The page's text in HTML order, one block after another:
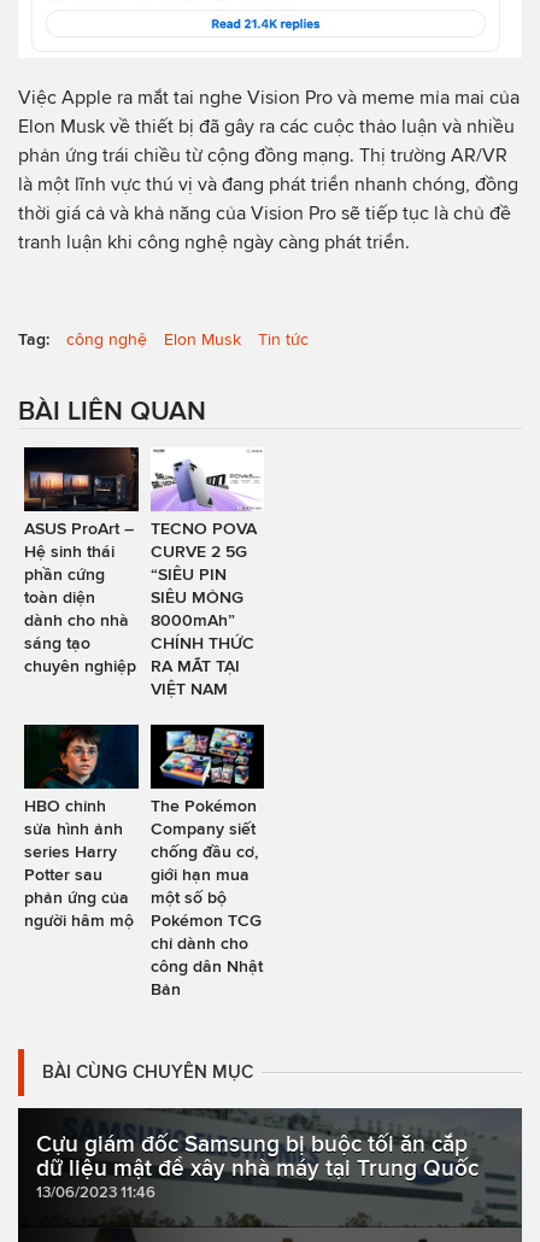
Việc Apple ra mắt tai nghe Vision Pro và meme mỉa mai của
Elon Musk về thiết bị đã gây ra các cuộc thảo luận và nhiều
phản ứng trái chiều từ cộng đồng mạng. Thị trường AR/VR
là một lĩnh vực thú vị và đang phát triển nhanh chóng, đồng
thời giá cả và khả năng của Vision Pro sẽ tiếp tục là chủ đề
tranh luận khi công nghệ ngày càng phát triển.
Tag: công nghệ Elon Musk Tin tức
BÀI LIÊN QUAN
ASUS ProArt –
Hệ sinh thái
phần cứng
toàn diện
dành cho nhà
sáng tạo
chuyên nghiệp
TECNO POVA
CURVE 2 5G
“SIÊU PIN
SIÊU MỎNG
8000mAh”
CHÍNH THỨC
RA MẮT TẠI
VIỆT NAM
HBO chỉnh
sửa hình ảnh
series Harry
Potter sau
phản ứng của
người hâm mộ
The Pokémon
Company siết
chống đầu cơ,
giới hạn mua
một số bộ
Pokémon TCG
chỉ dành cho
công dân Nhật
Bản
BÀI CÙNG CHUYÊN MỤC
Cựu giám đốc Samsung bị buộc tối ăn cắp
dữ liệu mật để xây nhà máy tại Trung Quốc
13/06/2023 11:46